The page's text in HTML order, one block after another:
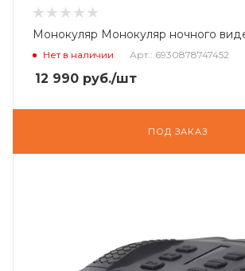
Монокуляр Монокуляр ночного
Нет в наличии Арт.: 6930878747452
12 990 руб./шт
ПОД ЗАКАЗ